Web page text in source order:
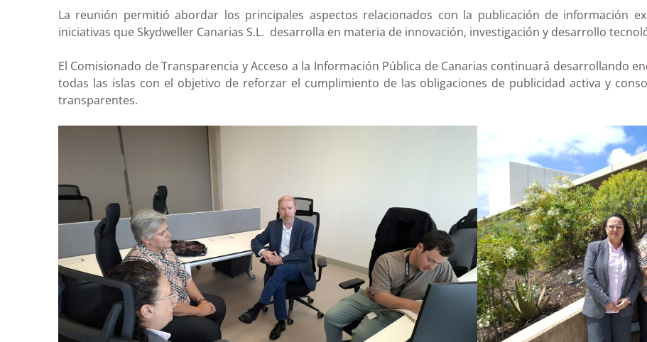
La reunión permitió abordar los principales aspectos relacionados con la publicación de información
iniciativas que Skydweller Canarias S.L. desarrolla en materia de innovación, investigación y desarrollo
El Comisionado de Transparencia y Acceso a la Información Pública de Canarias continuará desarrollando
todas las islas con el objetivo de reforzar el cumplimiento de las obligaciones de publicidad activa y
transparentes.